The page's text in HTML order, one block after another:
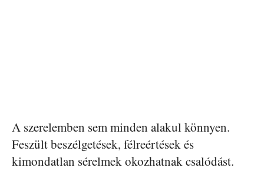
A szerelemben sem minden alakul könnyen.
Feszült beszélgetések, félreértések és
kimondatlan sérelmek okozhatnak csalódást.